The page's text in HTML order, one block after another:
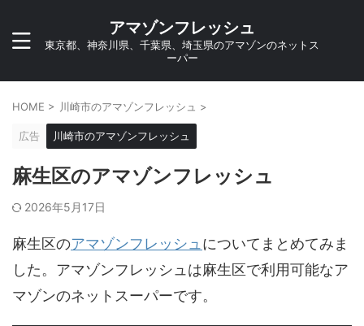
アマゾンフレッシュ
東京都、神奈川県、千葉県、埼玉県のアマゾンのネットス
ーパー
HOME > 川崎市のアマゾンフレッシュ >
広告 川崎市のアマゾンフレッシュ
麻生区のアマゾンフレッシュ
2026年5月17日
麻生区のアマゾンフレッシュ についてまとめてみま
した。アマゾンフレッシュは麻生区で利用可能なア
マゾンのネットスーパーです。